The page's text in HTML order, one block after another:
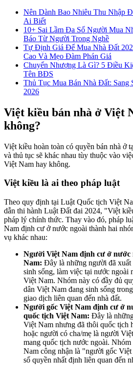
Nên Dành Bao Nhiêu Thu Nhập
Ai Biết
10+ Sai Lầm Đa Số Người Mua
Báo Từ Người Trong Nghề
Tự Định Giá Để Mua Nhà Đất
Cao Và Mẹo Đàm Phán Giá
Chuyển Nhượng Là Gì? 5 Điều
Tên BĐS
Thủ Tục Mua Bán Nhà Đất: Sang
2026
Việt kiều bán nhà ở Việt
không?
Việt kiều hoàn toàn có quyền bán nhà ở
và thủ tục sẽ khác nhau tùy thuộc vào
Việt Nam hay không.
Việt kiều là ai theo pháp luật
Theo quy định tại Luật Quốc tịch Việt
dẫn thi hành Luật Đất đai 2024, "Việt
pháp lý chính thức. Thay vào đó, pháp
Nam định cư ở nước ngoài thành hai
vụ khác nhau:
Người Việt Nam định cư ở nước
Nam: Đây là những người đã
sinh sống, làm việc tại nước ngoài
Việt Nam. Nhóm này có đầy đủ
dân Việt Nam đang sinh sống
giao dịch liên quan đến nhà đất.
Người gốc Việt Nam định cư ở
quốc tịch Việt Nam: Đây là
Việt Nam nhưng đã thôi quốc tịch
hoặc người có cha/mẹ là người
mang quốc tịch nước ngoài.
Nam công nhận là "người gốc
số quyền nhất định liên quan đến